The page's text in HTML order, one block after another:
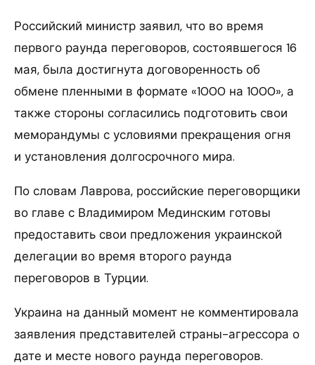
Российский министр заявил, что во время
первого раунда переговоров, состоявшегося 16
мая, была достигнута договоренность об
обмене пленными в формате «1000 на 1000», а
также стороны согласились подготовить свои
меморандумы с условиями прекращения огня
и установления долгосрочного мира.
По словам Лаврова, российские переговорщики
во главе с Владимиром Мединским готовы
предоставить свои предложения украинской
делегации во время второго раунда
переговоров в Турции.
Украина на данный момент не комментировала
заявления представителей страны-агрессора о
дате и месте нового раунда переговоров.